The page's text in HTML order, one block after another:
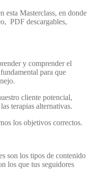
esta Masterclass, en donde
PDF descargables,
y comprender el
para que
cliente potencial,
terapias alternativas.
los objetivos correctos.
son los tipos de contenido
los que tus seguidores